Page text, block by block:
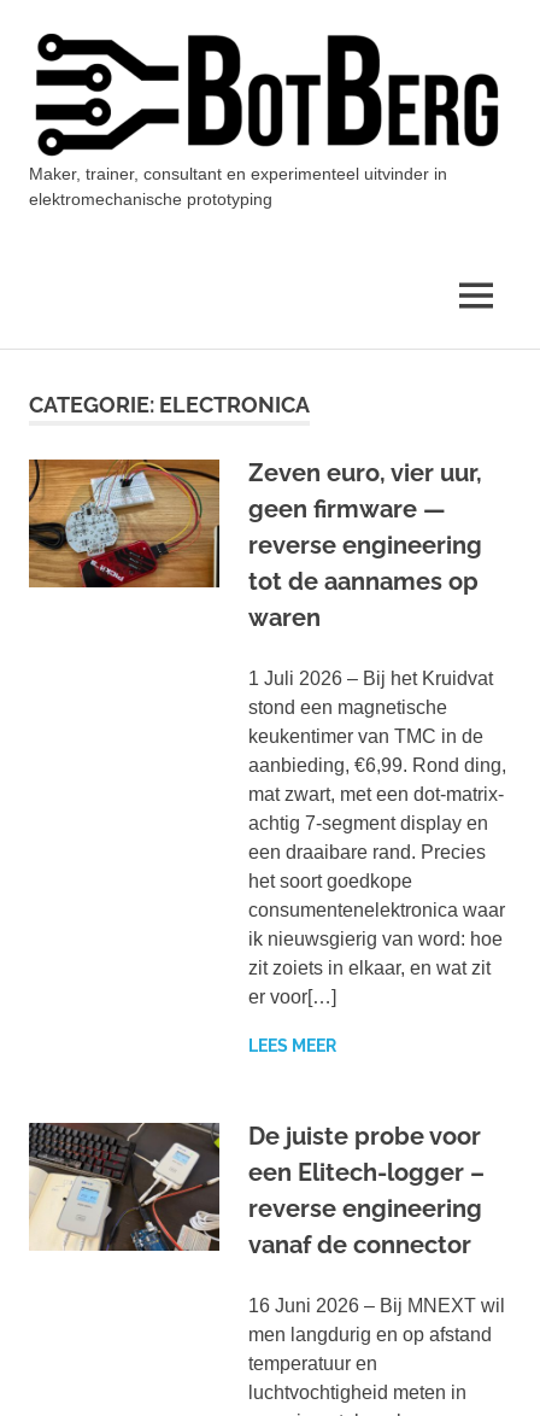
inhoud
BotBerg
Maker, trainer, consultant en experimenteel uitvinder in
elektromechanische prototyping
MENU
CATEGORIE: ELECTRONICA
Zeven euro, vier uur,
geen firmware —
reverse engineering
tot de aannames op
waren
1 Juli 2026 – Bij het Kruidvat
stond een magnetische
keukentimer van TMC in de
aanbieding, €6,99. Rond ding,
mat zwart, met een dot-matrix-
achtig 7-segment display en
een draaibare rand. Precies
het soort goedkope
consumentenelektronica waar
ik nieuwsgierig van word: hoe
zit zoiets in elkaar, en wat zit
er voor[…]
LEES MEER
De juiste probe voor
een Elitech-logger –
reverse engineering
vanaf de connector
16 Juni 2026 – Bij MNEXT wil
men langdurig en op afstand
temperatuur en
luchtvochtigheid meten in